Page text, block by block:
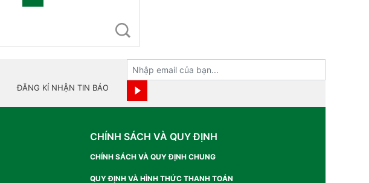
ĐĂNG KÍ NHẬN TIN BÁO
CHÍNH SÁCH VÀ QUY ĐỊNH
CHÍNH SÁCH VÀ QUY ĐỊNH CHUNG
QUY ĐỊNH VÀ HÌNH THỨC THANH TOÁN